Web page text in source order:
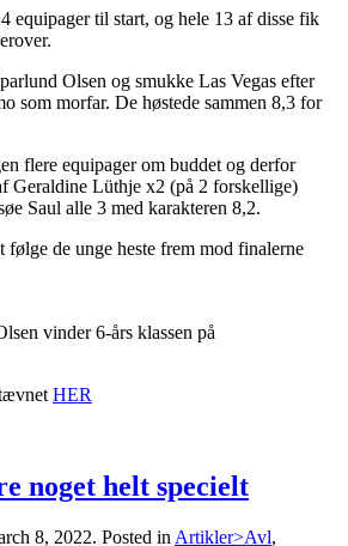
equipager til start, og hele 13 af disse fik
Olsen og smukke Las Vegas efter
som morfar. De høstede sammen 8,3 for
flere equipager om buddet og derfor
Geraldine Lüthje x2 (på 2 forskellige)
Saul alle 3 med karakteren 8,2.
de unge heste frem mod finalerne
vinder 6-års klassen på
HER
noget helt specielt
8, 2022. Posted in Artikler>Avl,